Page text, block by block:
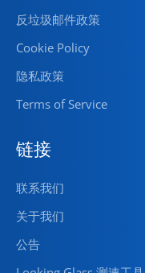
反垃圾邮件政策
Cookie Policy
隐私政策
Terms of Service
链接
联系我们
关于我们
公告